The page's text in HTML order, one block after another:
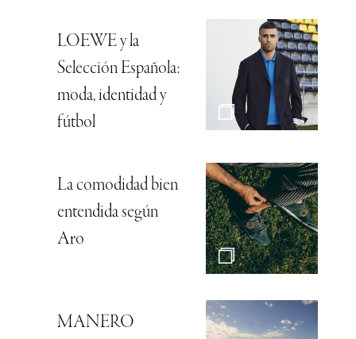
LOEWE y la
Selección Española:
moda, identidad y
fútbol
La comodidad bien
entendida según
Aro
MANERO